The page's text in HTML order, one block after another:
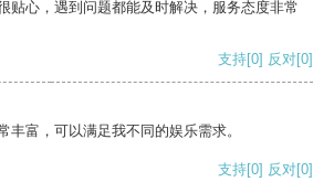
贴心，遇到问题都能及时解决，服务态度非常
支持[0] 反对[0]
丰富，可以满足我不同的娱乐需求。
支持[0] 反对[0]